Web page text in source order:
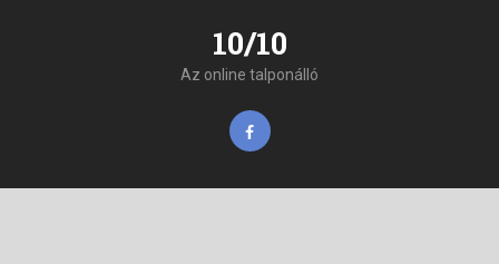
10/10
Az online talponálló